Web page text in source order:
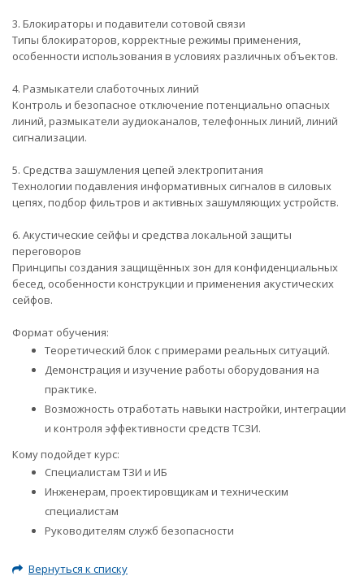
3. Блокираторы и подавители сотовой связи
Типы блокираторов, корректные режимы применения,
особенности использования в условиях различных объектов.
4. Размыкатели слаботочных линий
Контроль и безопасное отключение потенциально опасных
линий, размыкатели аудиоканалов, телефонных линий, линий
сигнализации.
5. Средства зашумления цепей электропитания
Технологии подавления информативных сигналов в силовых
цепях, подбор фильтров и активных зашумляющих устройств.
6. Акустические сейфы и средства локальной защиты
переговоров
Принципы создания защищённых зон для конфиденциальных
бесед, особенности конструкции и применения акустических
сейфов.
Формат обучения:
Теоретический блок с примерами реальных ситуаций.
Демонстрация и изучение работы оборудования на
практике.
Возможность отработать навыки настройки, интеграции
и контроля эффективности средств ТСЗИ.
Кому подойдет курс:
Специалистам ТЗИ и ИБ
Инженерам, проектировщикам и техническим
специалистам
Руководителям служб безопасности
Вернуться к списку